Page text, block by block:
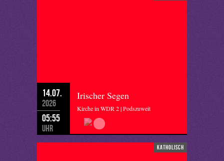
14.07.
2026
05:55
Uhr
Irischer Segen
Kirche in WDR 2 | Podszuweit
katholisch